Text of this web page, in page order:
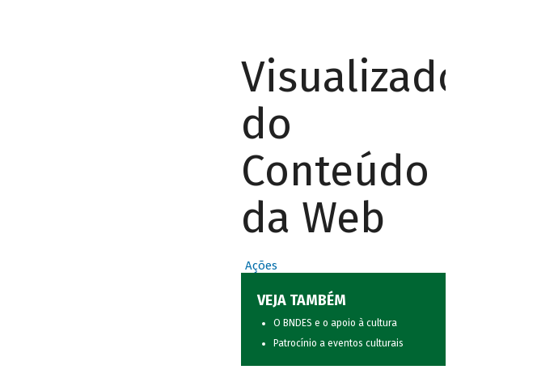
Visualizador
do
Conteúdo
da Web
Ações
VEJA TAMBÉM
O BNDES e o apoio à cultura
Patrocínio a eventos culturais